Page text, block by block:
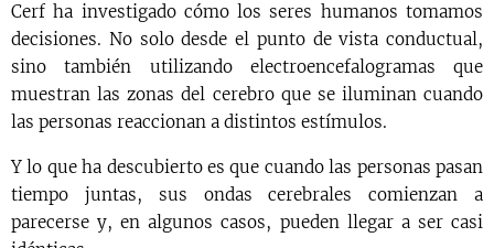
Cerf ha investigado cómo los seres humanos tomamos
decisiones. No solo desde el punto de vista conductual,
sino también utilizando electroencefalogramas que
muestran las zonas del cerebro que se iluminan cuando
las personas reaccionan a distintos estímulos.
Y lo que ha descubierto es que cuando las personas pasan
tiempo juntas, sus ondas cerebrales comienzan a
parecerse y, en algunos casos, pueden llegar a ser casi